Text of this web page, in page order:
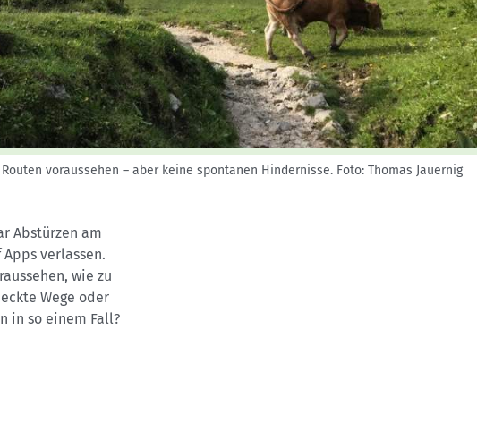
Wandern und Bergsteigen
Wettkampfklettern
voraussehen – aber keine spontanen Hindernisse. Foto: Thomas Jauernig
Abstürzen am
verlassen.
wie zu
Wege oder
in so einem Fall?